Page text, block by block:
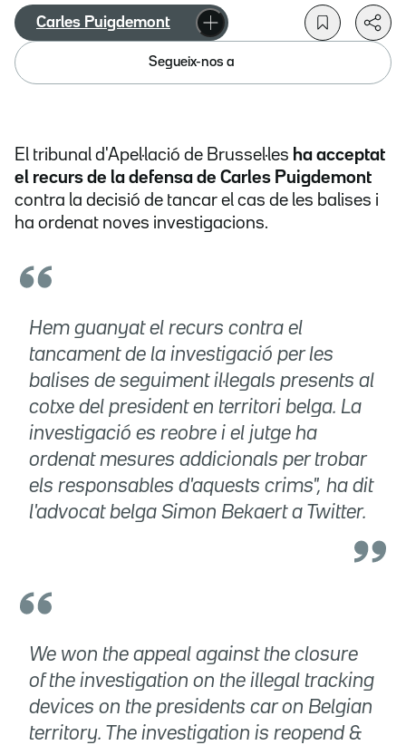
Carles Puigdemont
Segueix-nos a
El tribunal d'Apel·lació de Brussel·les ha acceptat
el recurs de la defensa de Carles Puigdemont
contra la decisió de tancar el cas de les balises i
ha ordenat noves investigacions.
Hem guanyat el recurs contra el
tancament de la investigació per les
balises de seguiment il·legals presents al
cotxe del president en territori belga. La
investigació es reobre i el jutge ha
ordenat mesures addicionals per trobar
els responsables d'aquests crims", ha dit
l'advocat belga Simon Bekaert a Twitter.
We won the appeal against the closure
of the investigation on the illegal tracking
devices on the presidents car on Belgian
territory. The investigation is reopend &